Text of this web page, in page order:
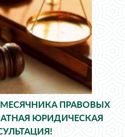
ПРАВОВЫХ
ЮРИДИЧЕСКАЯ